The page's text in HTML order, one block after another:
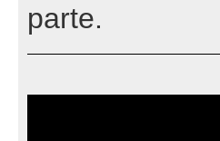
parte.